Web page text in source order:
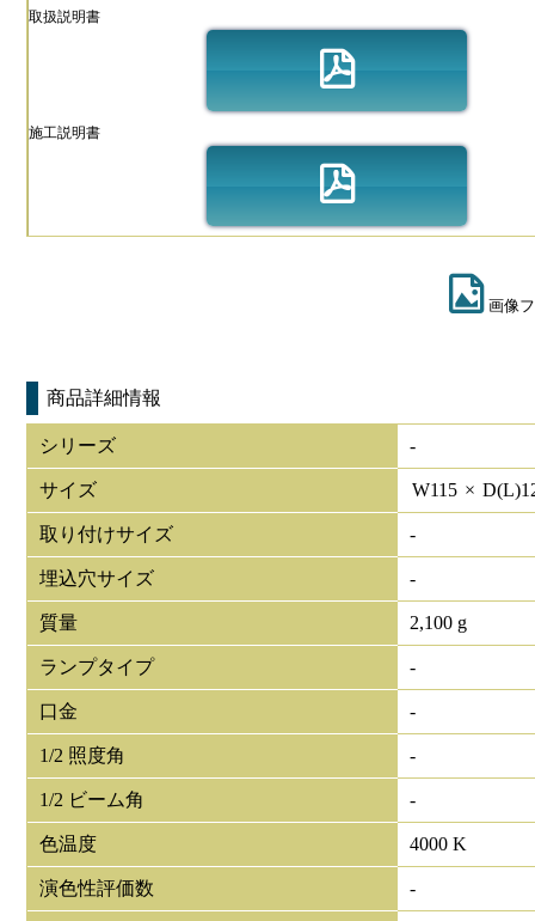
取扱説明書
施工説明書
画像
商品詳細情報
シリーズ -
サイズ W115 × D(L)
取り付けサイズ -
埋込穴サイズ -
質量 2,100 g
ランプタイプ -
口金 -
1/2 照度角 -
1/2 ビーム角 -
色温度 4000 K
演色性評価数 -